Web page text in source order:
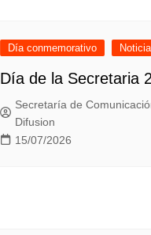
Día conmemorativo
Día de la Secretaria
Secretaría de
Difusion
15/07/2026